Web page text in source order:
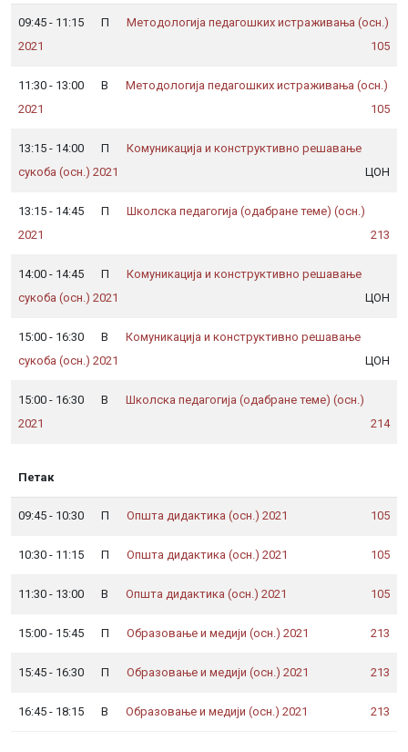
09:45 - 11:15 П
Методологија педагошких истраживања (осн.)
2021
105
11:30 - 13:00 В
Методологија педагошких истраживања (осн.)
2021
105
13:15 - 14:00 П
Комуникација и конструктивно решавање
сукоба (осн.) 2021
ЦОН
, редовни професор
13:15 - 14:45 П
Школска педагогија (одабране теме) (осн.)
2021
213
14:00 - 14:45 П
Комуникација и конструктивно решавање
сукоба (осн.) 2021
ЦОН
, редовни професор
15:00 - 16:30 В
Комуникација и конструктивно решавање
сукоба (осн.) 2021
ЦОН
, редовни професор
15:00 - 16:30 В
Школска педагогија (одабране теме) (осн.)
2021
214
Петак
09:45 - 10:30 П Општа дидактика (осн.) 2021 105
10:30 - 11:15 П Општа дидактика (осн.) 2021 105
др Саша Дубљанин
11:30 - 13:00 В Општа дидактика (осн.) 2021 105
др Саша Дубљанин
15:00 - 15:45 П Образовање и медији (осн.) 2021 213
др Саша
15:45 - 16:30 П Образовање и медији (осн.) 2021 213
др Саша
16:45 - 18:15 В Образовање и медији (осн.) 2021 213
др Саша